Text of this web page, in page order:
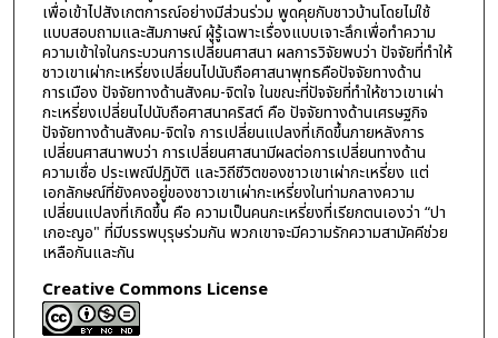
เพื่อเข้าไปสังเกตการณ์อย่างมีส่วนร่วม พูดคุยกับชาวบ้านโดยไม่ใช้
แบบสอบถามและสัมภาษณ์ ผู้รู้เฉพาะเรื่องแบบเจาะลึกเพื่อทำความ
ความเข้าใจในกระบวนการเปลี่ยนศาสนา ผลการวิจัยพบว่า ปัจจัยที่ทำให้
ชาวเขาเผ่ากะเหรี่ยงเปลี่ยนไปนับถือศาสนาพุทธคือปัจจัยทางด้าน
การเมือง ปัจจัยทางด้านสังคม-จิตใจ ในขณะที่ปัจจัยที่ทำให้ชาวเขาเผ่า
กะเหรี่ยงเปลี่ยนไปนับถือศาสนาคริสต์ คือ ปัจจัยทางด้านเศรษฐกิจ
ปัจจัยทางด้านสังคม-จิตใจ การเปลี่ยนแปลงที่เกิดขึ้นภายหลังการ
เปลี่ยนศาสนาพบว่า การเปลี่ยนศาสนามีผลต่อการเปลี่ยนทางด้าน
ความเชื่อ ประเพณีปฏิบัติ และวิถีชีวิตของชาวเขาเผ่ากะเหรี่ยง แต่
เอกลักษณ์ที่ยังคงอยู่ของชาวเขาเผ่ากะเหรี่ยงในท่ามกลางความ
เปลี่ยนแปลงที่เกิดขึ้น คือ ความเป็นคนกะเหรี่ยงที่เรียกตนเองว่า “ปา
เกอะญอ" ที่มีบรรพบุรุษร่วมกัน พวกเขาจะมีความรักความสามัคคีช่วย
เหลือกันและกัน
Creative Commons License